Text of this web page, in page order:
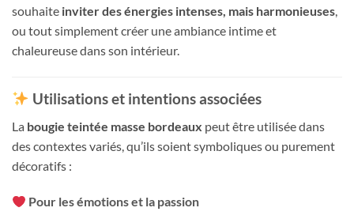
souhaite inviter des énergies intenses, mais harmonieuses,
ou tout simplement créer une ambiance intime et
chaleureuse dans son intérieur.
Utilisations et intentions associées
La bougie teintée masse bordeaux peut être utilisée dans
des contextes variés, qu’ils soient symboliques ou purement
décoratifs :
Pour les émotions et la passion